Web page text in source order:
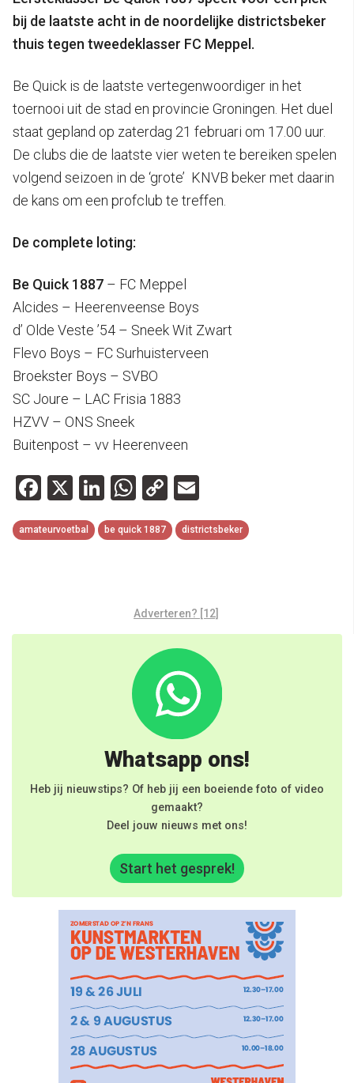
bij de laatste acht in de noordelijke districtsbeker
thuis tegen tweedeklasser FC Meppel.
Be Quick is de laatste vertegenwoordiger in het
toernooi uit de stad en provincie Groningen. Het duel
staat gepland op zaterdag 21 februari om 17.00 uur.
De clubs die de laatste vier weten te bereiken spelen
volgend seizoen in de ‘grote’ KNVB beker met daarin
de kans om een profclub te treffen.
De complete loting:
Be Quick 1887 – FC Meppel
Alcides – Heerenveense Boys
d’ Olde Veste ’54 – Sneek Wit Zwart
Flevo Boys – FC Surhuisterveen
Broekster Boys – SVBO
SC Joure – LAC Frisia 1883
HZVV – ONS Sneek
Buitenpost – vv Heerenveen
Facebook
X LinkedIn
WhatsApp
Copy
Link
amateurvoetbal be quick 1887 districtsbeker
Adverteren? [12]
Whatsapp ons!
Heb jij nieuwstips? Of heb jij een boeiende foto of video
gemaakt?
Deel jouw nieuws met ons!
Start het gesprek!